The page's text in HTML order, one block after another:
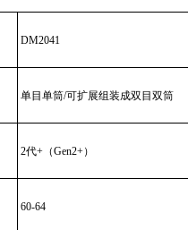
DM2041
单目单筒/可扩展组装成双目双筒
2代+（Gen2+）
60-64